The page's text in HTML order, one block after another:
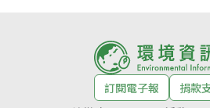
訂閱電子報
捐款